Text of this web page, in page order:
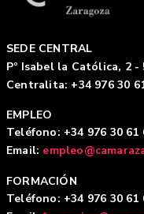
SEDE CENTRAL
Pº Isabel la Católica, 2 -
Centralita: +34 976 30
EMPLEO
Teléfono: +34 976 30 61
Email:
FORMACIÓN
Teléfono: +34 976 30 61